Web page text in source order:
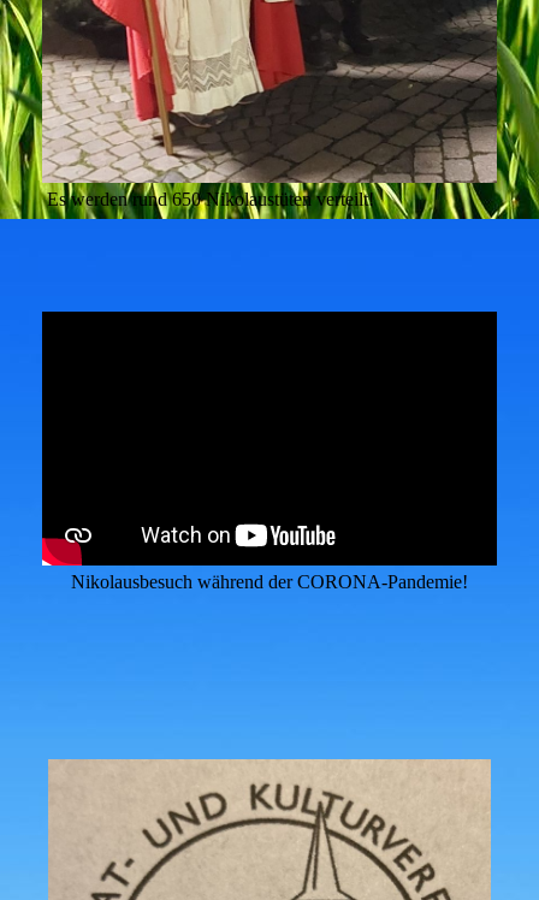
Es werden rund 650 Nikolaustüten verteilt!
Nikolausbesuch während der CORONA-Pandemie!